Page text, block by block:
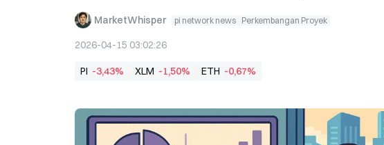
MarketWhisper pi network news Perkembangan Proyek
2026-04-15 03:02:26
PI -3,43% XLM -1,50% ETH -0,67%